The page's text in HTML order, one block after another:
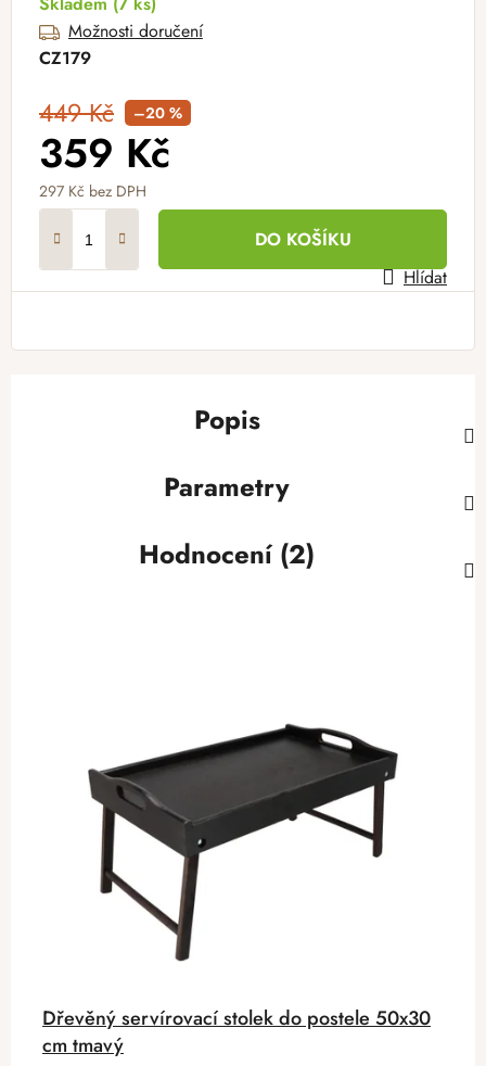
Možnosti doručení
CZ179
449 Kč –20 %
359 Kč
297 Kč bez DPH
DO KOŠÍKU
Hlídat
Popis
Parametry
Hodnocení (2)
Dřevěný servírovací stolek do postele 50x30
cm tmavý